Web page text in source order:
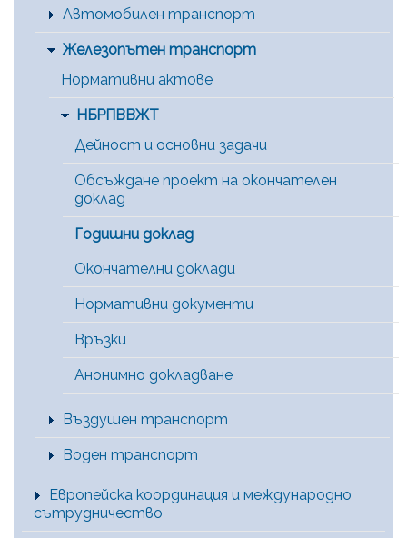
Автомобилен транспорт
Железопътен транспорт
Нормативни актове
НБРПВВЖТ
Дейност и основни задачи
Обсъждане проект на окончателен
доклад
Годишни доклад
Окончателни доклади
Нормативни документи
Връзки
Анонимно докладване
Въздушен транспорт
Воден транспорт
Европейска координация и международно
сътрудничество